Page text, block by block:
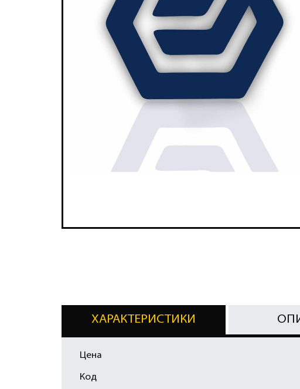
ХАРАКТЕРИСТИКИ
Цена
Код